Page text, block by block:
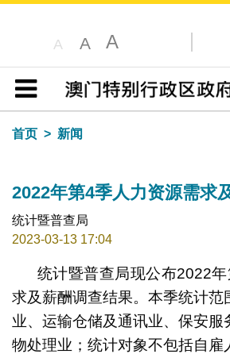
A A A
目录
首页
新闻
2022年第4季人力资源需求
统计暨普查局
2023-03-13 17:04
统计暨普查局现公布2022
求及薪酬调查结果。本季统计范
业、运输仓储及通讯业、保安服
物处理业；统计对象不包括自雇